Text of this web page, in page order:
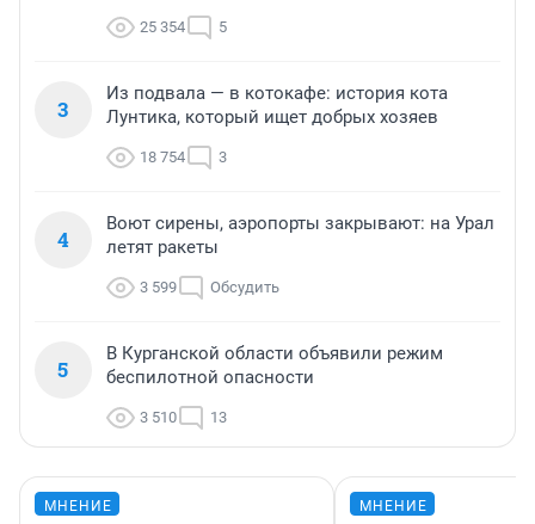
25 354 5
3
Из подвала — в котокафе: история кота
Лунтика, который ищет добрых хозяев
18 754 3
4
Воют сирены, аэропорты закрывают: на Урал
летят ракеты
3 599 Обсудить
5
В Курганской области объявили режим
беспилотной опасности
3 510 13
МНЕНИЕ МНЕНИЕ